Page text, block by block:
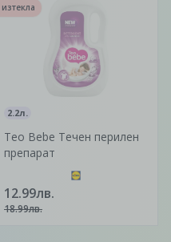
2.2л.
Teo Bebe Течен перилен
препарат
12.99лв.
18.99лв.
изтекла